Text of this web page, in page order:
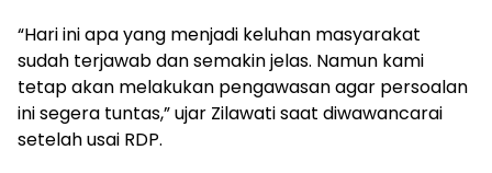
“Hari ini apa yang menjadi keluhan masyarakat
sudah terjawab dan semakin jelas. Namun kami
tetap akan melakukan pengawasan agar persoalan
ini segera tuntas,” ujar Zilawati saat diwawancarai
setelah usai RDP.